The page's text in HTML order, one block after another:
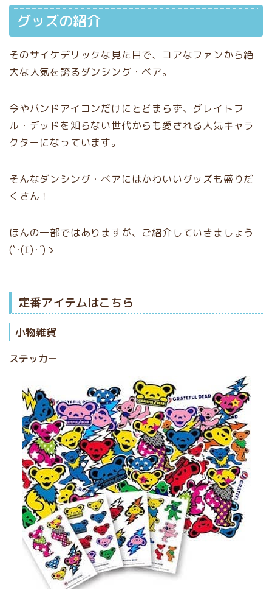
グッズの紹介
そのサイケデリックな見た目で、コアなファンから絶
大な人気を誇るダンシング・ベア。
今やバンドアイコンだけにとどまらず、グレイトフ
ル・デッドを知らない世代からも愛される人気キャラ
クターになっています。
そんなダンシング・ベアにはかわいいグッズも盛りだ
くさん！
ほんの一部ではありますが、ご紹介していきましょう
(`･(ｴ)･´)ゝ
定番アイテムはこちら
小物雑貨
ステッカー